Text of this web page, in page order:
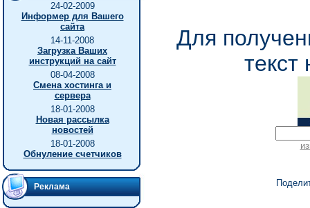
24-02-2009
Информер для Вашего
сайта
14-11-2008
Загрузка Ваших
инструкций на сайт
08-04-2008
Смена хостинга и
сервера
18-01-2008
Новая рассылка
новостей
18-01-2008
Обнуление счетчиков
Реклама
Для
текст